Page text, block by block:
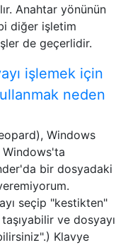
Anahtar yönünün
diğer işletim
de geçerlidir.
işlemek için
neden
Windows
bir dosyadaki
seçip "kestikten"
ve dosyayı
Klavye